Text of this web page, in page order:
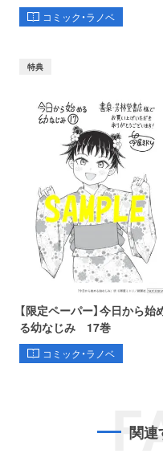
コミック・ラノベ
特典
【限定ペーパー】今日から始
る幼なじみ 17巻
コミック・ラノベ
関連